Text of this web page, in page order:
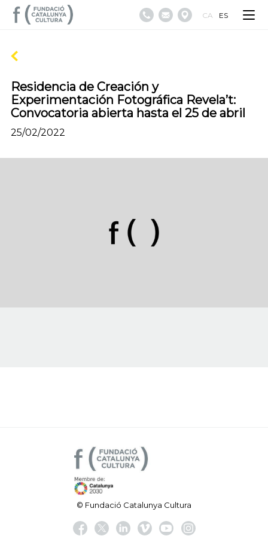
CA ES
Residencia de Creación y
Experimentación Fotográfica Revela’t:
Convocatoria abierta hasta el 25 de abril
25/02/2022
© Fundació Catalunya Cultura